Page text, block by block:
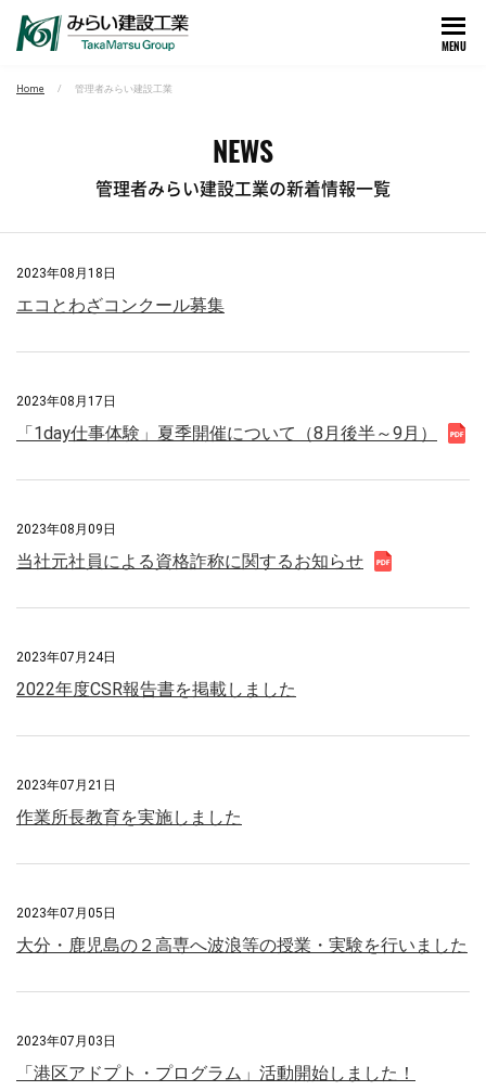
MENU
Home 管理者みらい建設工業
NEWS
管理者みらい建設工業の新着情報一覧
2023年08月18日
エコとわざコンクール募集
2023年08月17日
「1day仕事体験」夏季開催について（8月後半～9月）
2023年08月09日
当社元社員による資格詐称に関するお知らせ
2023年07月24日
2022年度CSR報告書を掲載しました
2023年07月21日
作業所長教育を実施しました
2023年07月05日
大分・鹿児島の２高専へ波浪等の授業・実験を行いました
2023年07月03日
「港区アドプト・プログラム」活動開始しました！